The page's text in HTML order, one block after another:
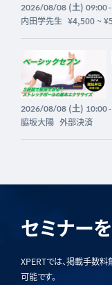
2026/08/08(土) 09:00
内田学先生 ¥4,500~
2026/08/08(土) 10:00
脇坂大陽 外部決済
セミナー
XPERTでは、掲載手数
可能です。